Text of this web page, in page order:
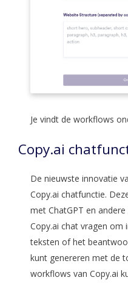
Je vindt de workflows
Copy.ai
De nieuwste innovatie
Copy.ai chatfunctie.
met ChatGPT en
Copy.ai chat vragen om
teksten of het
kunt genereren met de
workflows van Copy.ai